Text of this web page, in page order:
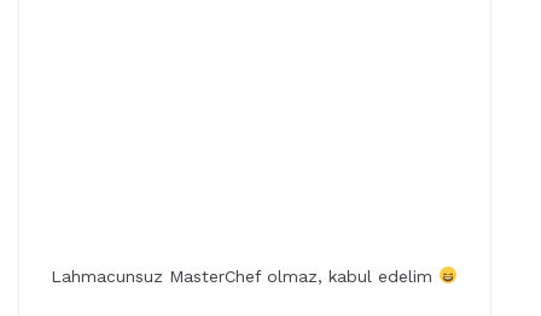
Lahmacunsuz MasterChef olmaz, kabul edelim